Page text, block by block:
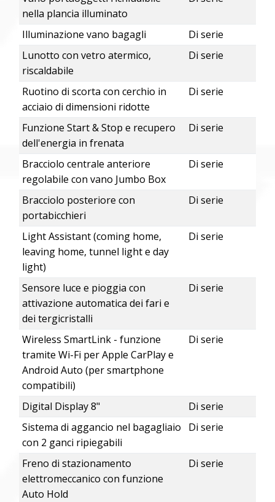
nella plancia illuminato
Illuminazione vano bagagli
Di serie
Lunotto con vetro atermico,
riscaldabile
Di serie
Ruotino di scorta con cerchio in
acciaio di dimensioni ridotte
Di serie
Funzione Start & Stop e recupero
dell'energia in frenata
Di serie
Bracciolo centrale anteriore
regolabile con vano Jumbo Box
Di serie
Bracciolo posteriore con
portabicchieri
Di serie
Light Assistant (coming home,
leaving home, tunnel light e day
light)
Di serie
Sensore luce e pioggia con
attivazione automatica dei fari e
dei tergicristalli
Di serie
Wireless SmartLink - funzione
tramite Wi-Fi per Apple CarPlay e
Android Auto (per smartphone
compatibili)
Di serie
Digital Display 8"
Di serie
Sistema di aggancio nel bagagliaio
con 2 ganci ripiegabili
Di serie
Freno di stazionamento
elettromeccanico con funzione
Auto Hold
Di serie